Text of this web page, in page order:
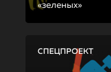
«зеленых»
СПЕЦПРОЕКТ